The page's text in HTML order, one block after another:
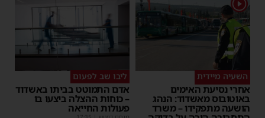
השעיה מיידית
אחרי נסיעת האימים
באוטובוס מאשדוד: הנהג
הושעה מתפקידו – משרד
ליבו שב לפעום
אדם התמוטט בביתו באשדוד
– כוחות ההצלה ביצעו בו
פעולות החייאה